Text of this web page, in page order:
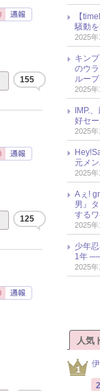
155
125
【
騒動
2025年
キン
のウ
ルー
2025年
IMP.
好セ
2025年
元メ
2025年
Aぇ!
男』
する
2025年
少年
1年
2025年
人気